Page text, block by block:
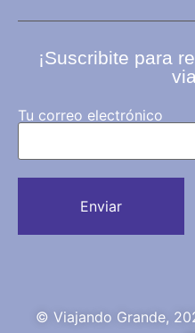
¡Suscribite para
Tu correo electrónico
© Viajando Grande,